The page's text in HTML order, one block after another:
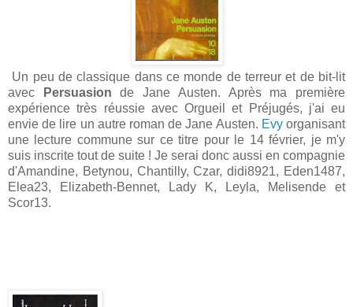
Un peu de classique dans ce monde de terreur et de bit-lit
avec
Persuasion de Jane Austen. Après ma première
expérience très réussie avec Orgueil et Préjugés, j'ai eu
envie de lire un autre roman de Jane Austen. Evyorganisant
une lecture commune sur ce titre pour le 14 février, je m'y
suis inscrite tout de suite ! Je serai donc aussi en compagnie
d'Amandine, Betynou, Chantilly, Czar, didi8921, Eden1487,
Elea23, Elizabeth-Bennet, Lady K, Leyla, Melisende et
Scor13.